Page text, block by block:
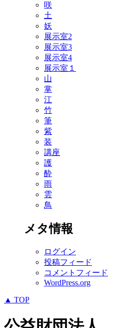
咲
土
妖
展示室2
展示室3
展示室4
展示室１
山
掌
江
竹
筆
紫
装
講座
護
酔
雨
雲
鳥
メタ情報
ログイン
投稿フィード
コメントフィード
WordPress.org
▲ TOP